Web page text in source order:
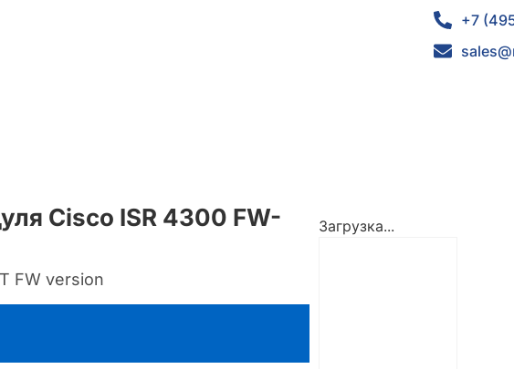
+7
Cisco ISR 4300 FW-
FW version
Загрузка...